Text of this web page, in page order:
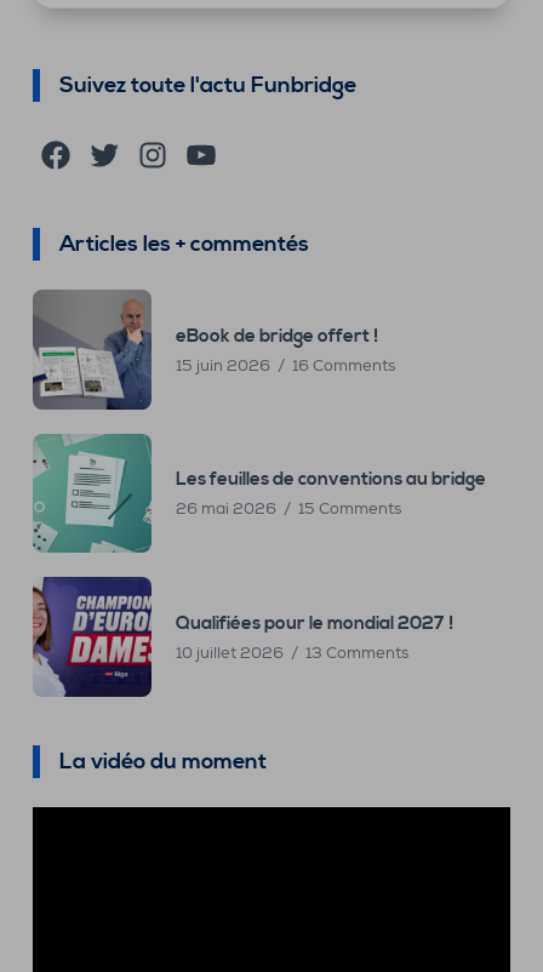
Suivez toute l'actu Funbridge
FacebookTwitterInstagramYouTube
Articles les + commentés
eBook de bridge offert !
15 juin 2026 16 Comments
Les feuilles de conventions au bridge
26 mai 2026 15 Comments
Qualifiées pour le mondial 2027 !
10 juillet 2026 13 Comments
La vidéo du moment